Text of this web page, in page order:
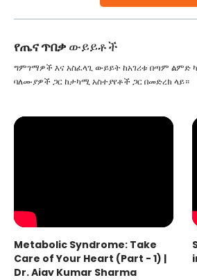
የጤና ጥበቃውይይቶች
ግምገማዎች እና አስፈላጊ ውይይት ከአገሪቱ በጣም ልምድ
ባለሙያዎች ጋር ከታካሚ አስተያየቶች ጋር በመድረክ ላይ።
Metabolic Syndrome: Take
Care of Your Heart (Part - 1) |
Dr. Ajay Kumar Sharma